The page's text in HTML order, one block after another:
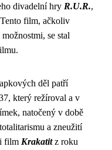
divadelní hry R.U.R.,
film, ačkoliv
se stal
děl patří
který režíroval a v
natočený v době
a zneužití
film Krakatitz roku